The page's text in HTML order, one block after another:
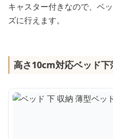
キャスター付きなので、ベ
ズに行えます。
高さ10cm対応ベッド下